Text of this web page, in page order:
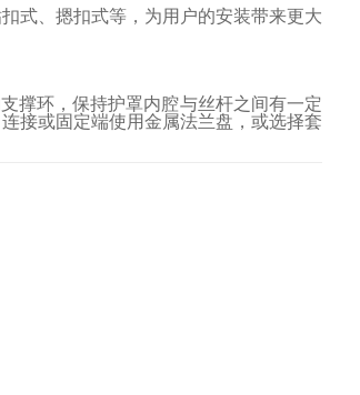
式、摁扣式等，为用户的安装带来更大
撑环，保持护罩内腔与丝杆之间有一定
接或固定端使用金属法兰盘，或选择套